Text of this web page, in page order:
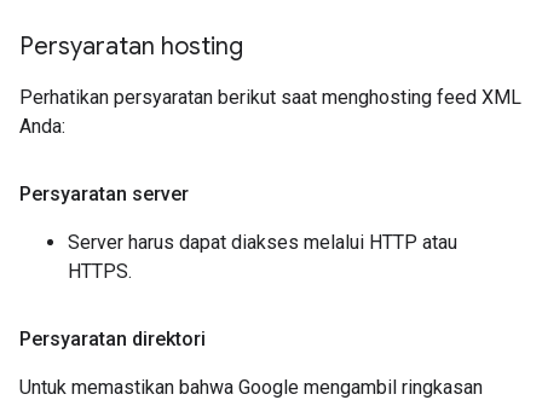
Persyaratan hosting
Perhatikan persyaratan berikut saat menghosting feed XML
Anda:
Persyaratan server
Server harus dapat diakses melalui HTTP atau
HTTPS.
Persyaratan direktori
Untuk memastikan bahwa Google mengambil ringkasan